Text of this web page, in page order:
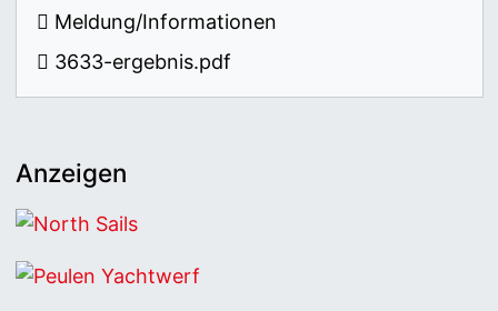
Meldung/Informationen
3633-ergebnis.pdf
Anzeigen